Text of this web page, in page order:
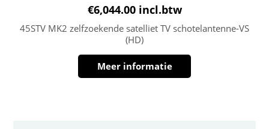
€6,044.00 incl.btw
45STV MK2 zelfzoekende satelliet TV schotelantenne-VS
(HD)
Meer informatie